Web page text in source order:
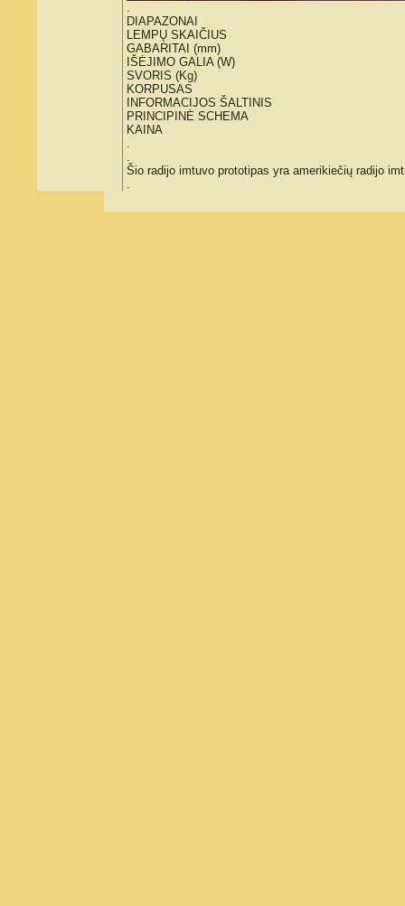
.
DIAPAZONAI
LEMPŲ SKAIČIUS
GABARITAI (mm)
IŠĖJIMO GALIA (W)
SVORIS (Kg)
KORPUSAS
INFORMACIJOS ŠALTINIS
PRINCIPINĖ SCHEMA
KAINA
.
.
Šio radijo imtuvo prototipas yra amerikiečių radijo
.